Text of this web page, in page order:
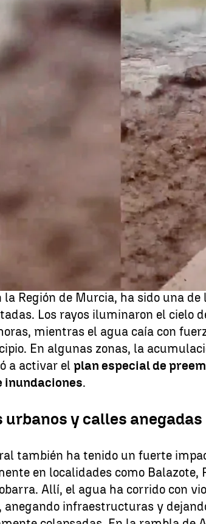
atmosférica ha dejado un
y tormentas eléctricasen
durante la pasada noche.
, Castilla-La Mancha, la
Cataluña e Illes Balears han
por acumulación de agua y
la Región de Murcia, ha sido una
Los rayos iluminaron el cielo
mientras el agua caía con
En algunas zonas, la
a activar elplan especial de
inundaciones.
urbanos y calles anegadas
también ha tenido un fuerte
en localidades como Balazote,
Allí, el agua ha corrido con
anegando infraestructuras y